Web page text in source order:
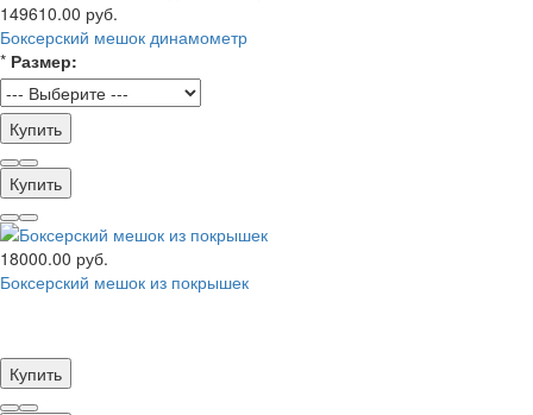
149610.00 руб.
Боксерский мешок динамометр
* Размер:
Купить
Купить
18000.00 руб.
Боксерский мешок из покрышек
Купить